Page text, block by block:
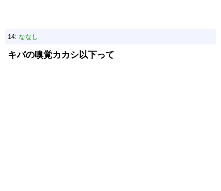
14: ななし
キバの嗅覚カカシ以下って